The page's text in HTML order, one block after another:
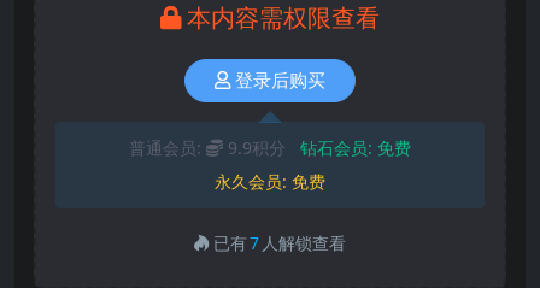
本内容需权限查看
登录后购买
普通会员: 9.9积分 钻石会员: 免费
永久会员: 免费
已有7 人解锁查看